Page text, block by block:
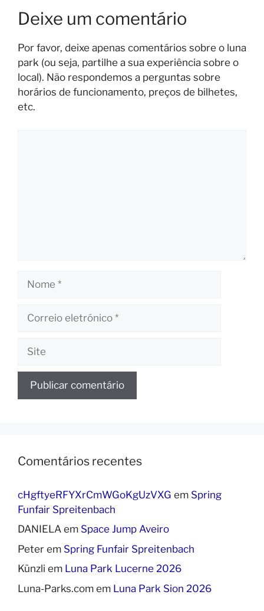
Deixe um comentário
Por favor, deixe apenas comentários sobre o luna
park (ou seja, partilhe a sua experiência sobre o
local). Não respondemos a perguntas sobre
horários de funcionamento, preços de bilhetes,
etc.
eletrónico
Comentários recentes
cHgftyeRFYXrCmWGoKgUzVXG em Spring
Funfair Spreitenbach
DANIELA em Space Jump Aveiro
Peter em Spring Funfair Spreitenbach
Künzli em Luna Park Lucerne 2026
Luna-Parks.com em Luna Park Sion 2026